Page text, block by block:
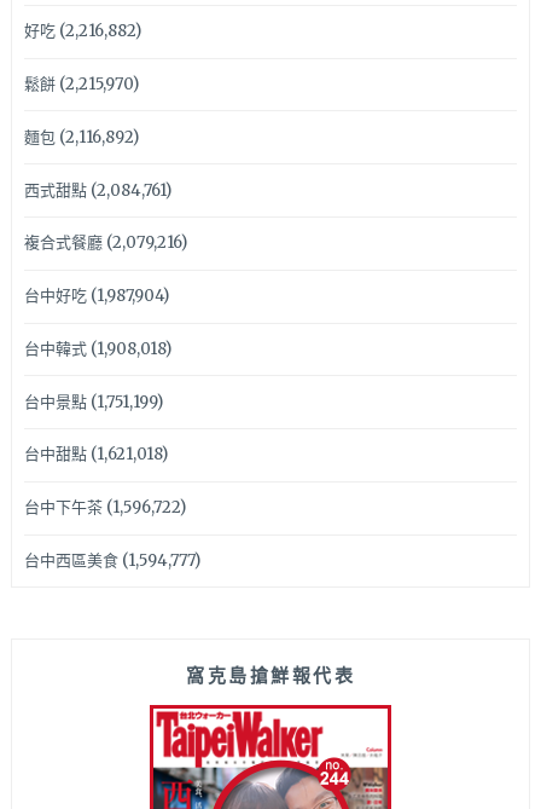
好吃(2,216,882)
鬆餅(2,215,970)
麵包(2,116,892)
西式甜點(2,084,761)
複合式餐廳(2,079,216)
台中好吃(1,987,904)
台中韓式(1,908,018)
台中景點(1,751,199)
台中甜點(1,621,018)
台中下午茶(1,596,722)
台中西區美食(1,594,777)
窩克島搶鮮報代表